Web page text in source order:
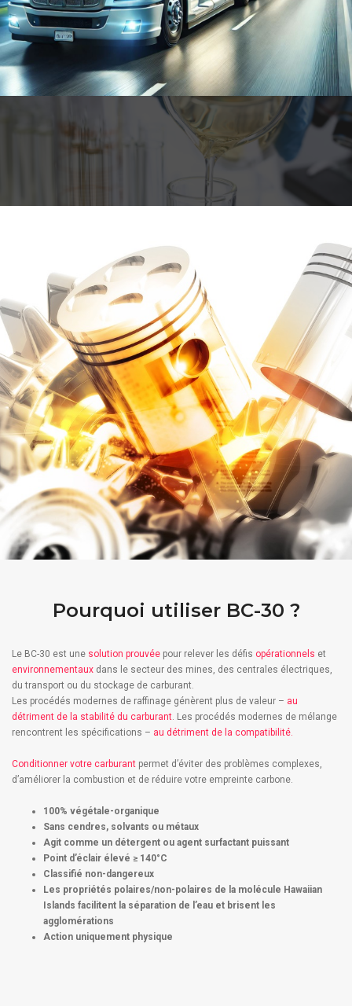
Pourquoi utiliser BC-30 ?
Le BC-30 est une solution prouvée pour relever les défis opérationnels et
environnementaux dans le secteur des mines, des centrales électriques,
du transport ou du stockage de carburant.
Les procédés modernes de raffinage génèrent plus de valeur – au
détriment de la stabilité du carburant. Les procédés modernes de mélange
rencontrent les spécifications – au détriment de la compatibilité.
Conditionner votre carburant permet d’éviter des problèmes complexes,
d’améliorer la combustion et de réduire votre empreinte carbone.
100% végétale-organique
Sans cendres, solvants ou métaux
Agit comme un détergent ou agent surfactant puissant
Point d’éclair élevé ≥ 140°C
Classifié non-dangereux
Les propriétés polaires/non-polaires de la molécule Hawaiian
Islands facilitent la séparation de l’eau et brisent les
agglomérations
Action uniquement physique